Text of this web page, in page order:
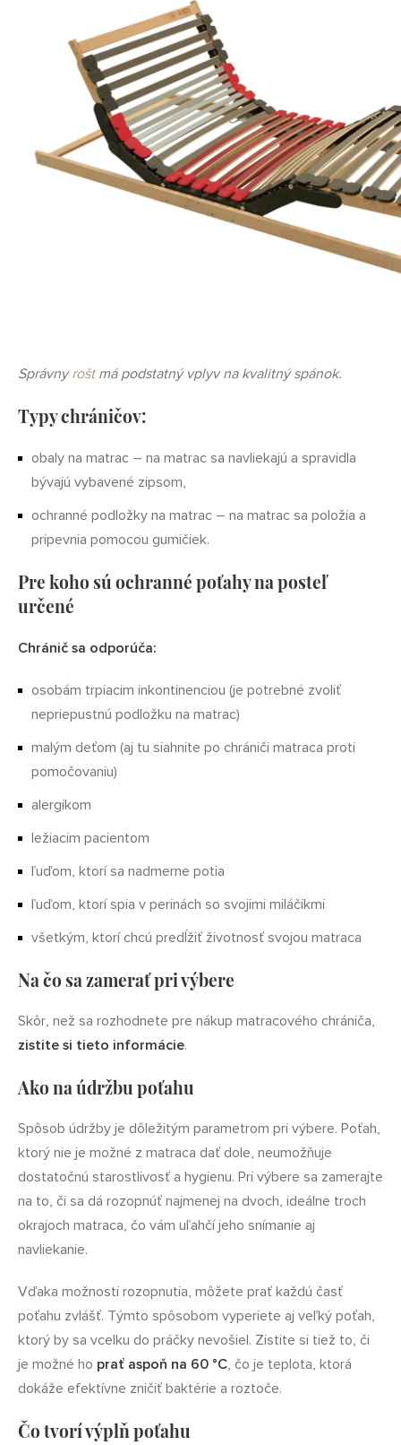
Správnyroštmá podstatný vplyv na kvalitný spánok.
Typy chráničov:
obaly na matrac – na matrac sa navliekajú a spravidla
bývajú vybavené zipsom,
ochranné podložky na matrac – na matrac sa položia a
pripevnia pomocou gumičiek.
Pre koho sú ochranné poťahy na posteľ
určené
Chránič sa odporúča:
osobám trpiacim inkontinenciou (je potrebné zvoliť
nepriepustnú podložku na matrac)
malým deťom (aj tu siahnite po chrániči matraca proti
pomočovaniu)
alergikom
ležiacim pacientom
ľuďom, ktorí sa nadmerne potia
ľuďom, ktorí spia v perinách so svojimi miláčikmi
všetkým, ktorí chcú predĺžiť životnosť svojou matraca
Na čo sa zamerať pri výbere
Skôr, než sa rozhodnete pre nákup matracového chrániča,
zistite si tieto informácie.
Ako na údržbu poťahu
Spôsob údržby je dôležitým parametrom pri výbere. Poťah,
ktorý nie je možné z matraca dať dole, neumožňuje
dostatočnú starostlivosť a hygienu. Pri výbere sa zamerajte
na to, či sa dá rozopnúť najmenej na dvoch, ideálne troch
okrajoch matraca, čo vám uľahčí jeho snímanie aj
navliekanie.
Vďaka možnosti rozopnutia, môžete prať každú časť
poťahu zvlášť. Týmto spôsobom vyperiete aj veľký poťah,
ktorý by sa vcelku do práčky nevošiel. Zistite si tiež to, či
je možné ho prať aspoň na 60 °C, čo je teplota, ktorá
dokáže efektívne zničiť baktérie a roztoče.
Čo tvorí výplň poťahu